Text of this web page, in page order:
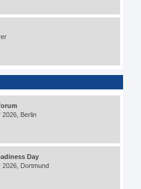
2026, Berlin
Day
2026, Dortmund